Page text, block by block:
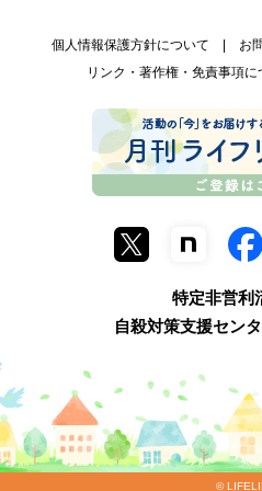
個人情報保護方針について
お
リンク・著作権・免責事項に
特定非営利
自殺対策支援セン
©